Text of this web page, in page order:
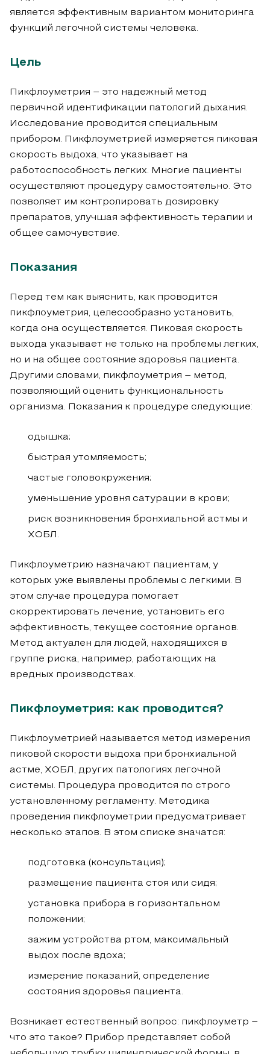
является эффективным вариантом мониторинга
функций легочной системы человека.
Цель
Пикфлоуметрия – это надежный метод
первичной идентификации патологий дыхания.
Исследование проводится специальным
прибором. Пикфлоуметрией измеряется пиковая
скорость выдоха, что указывает на
работоспособность легких. Многие пациенты
осуществляют процедуру самостоятельно. Это
позволяет им контролировать дозировку
препаратов, улучшая эффективность терапии и
общее самочувствие.
Показания
Перед тем как выяснить, как проводится
пикфлоуметрия, целесообразно установить,
когда она осуществляется. Пиковая скорость
выхода указывает не только на проблемы легких,
но и на общее состояние здоровья пациента.
Другими словами, пикфлоуметрия – метод,
позволяющий оценить функциональность
организма. Показания к процедуре следующие:
одышка;
быстрая утомляемость;
частые головокружения;
уменьшение уровня сатурации в крови;
риск возникновения бронхиальной астмы и
ХОБЛ.
Пикфлоуметрию назначают пациентам, у
которых уже выявлены проблемы с легкими. В
этом случае процедура помогает
скорректировать лечение, установить его
эффективность, текущее состояние органов.
Метод актуален для людей, находящихся в
группе риска, например, работающих на
вредных производствах.
Пикфлоуметрия: как проводится?
Пикфлоуметрией называется метод измерения
пиковой скорости выдоха при бронхиальной
астме, ХОБЛ, других патологиях легочной
системы. Процедура проводится по строго
установленному регламенту. Методика
проведения пикфлоуметрии предусматривает
несколько этапов. В этом списке значатся:
подготовка (консультация);
размещение пациента стоя или сидя;
установка прибора в горизонтальном
положении;
зажим устройства ртом, максимальный
выдох после вдоха;
измерение показаний, определение
состояния здоровья пациента.
Возникает естественный вопрос: пикфлоуметр –
что это такое? Прибор представляет собой